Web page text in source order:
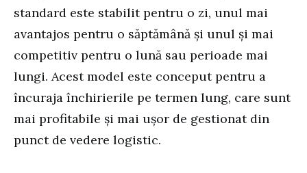
standard este stabilit pentru o zi, unul mai
avantajos pentru o săptămână și unul și mai
competitiv pentru o lună sau perioade mai
lungi. Acest model este conceput pentru a
încuraja închirierile pe termen lung, care sunt
mai profitabile și mai ușor de gestionat din
punct de vedere logistic.